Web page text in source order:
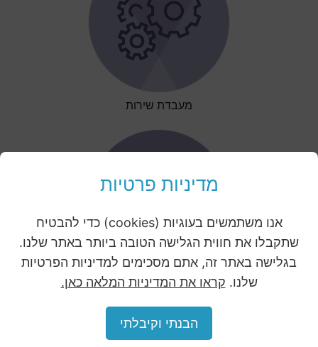
מעבדת שירות
חלקי חילוף
מדיניות פרטיות
אנו משתמשים בעוגיות (cookies) כדי להבטיח
שתקבלו את חווית הגלישה הטובה ביותר באתר שלנו.
בגלישה באתר זה, אתם מסכימים למדיניות הפרטיות
שלנו. קראו את המדיניות המלאה כאן.
הבנתי וקיבלתי